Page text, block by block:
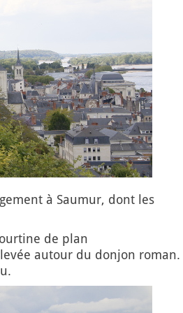
à Saumur, dont les
de plan
autour du donjon roman.